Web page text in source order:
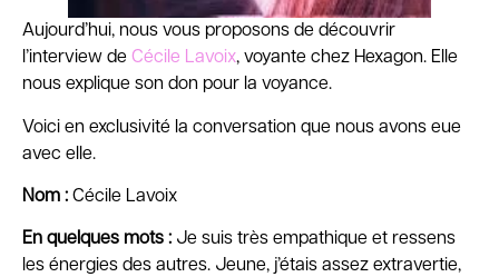
Aujourd’hui, nous vous proposons de découvrir
l’interview de Cécile Lavoix, voyante chez Hexagon. Elle
nous explique son don pour la voyance.
Voici en exclusivité la conversation que nous avons eue
avec elle.
Nom : Cécile Lavoix
En quelques mots : Je suis très empathique et ressens
les énergies des autres. Jeune, j’étais assez extravertie,